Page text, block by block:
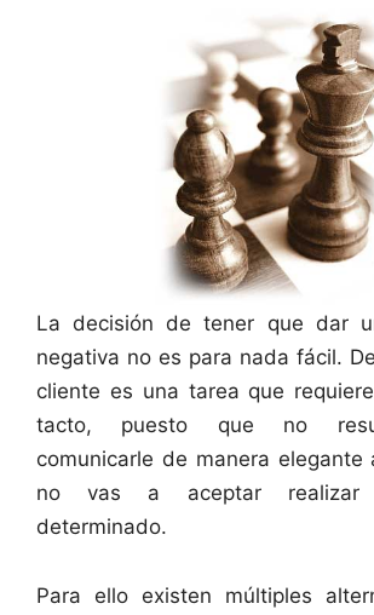
La decisión de tener que dar
negativa no es para nada fácil.
cliente es una tarea que
tacto, puesto que no
comunicarle de manera elegante
no vas a aceptar realizar
determinado.
Para ello existen múltiples